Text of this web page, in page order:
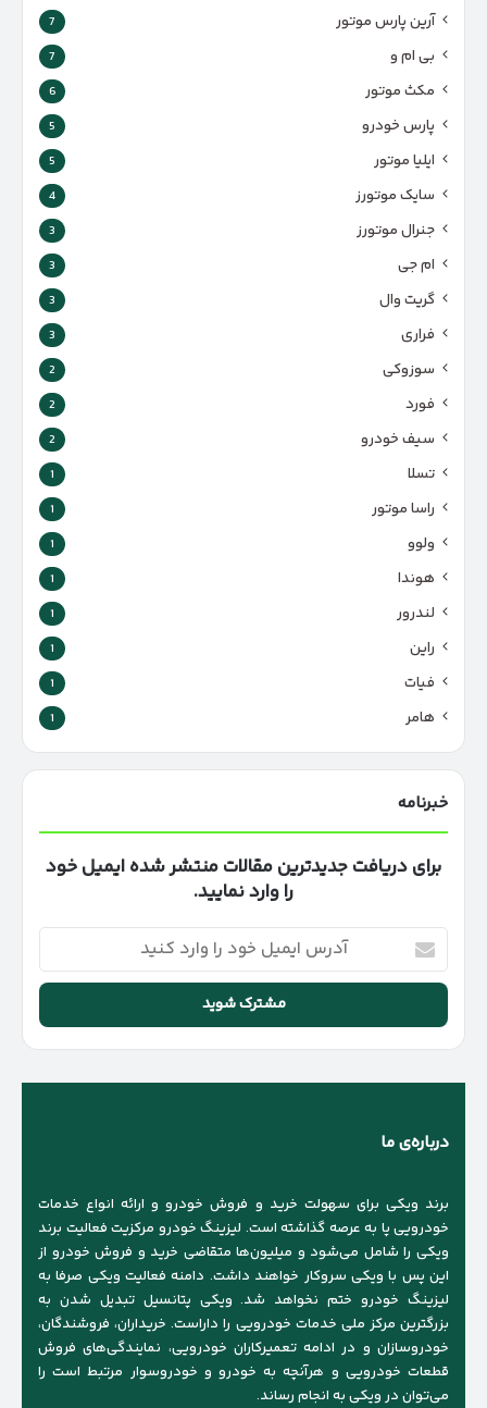
آرین پارس موتور 7
بی ام و 7
مکث موتور 6
پارس‌ خودرو 5
ایلیا موتور 5
سایک موتورز 4
جنرال موتورز 3
ام جی 3
گریت وال 3
فراری 3
سوزوکی 2
فورد 2
سیف خودرو 2
تسلا 1
راسا موتور 1
ولوو 1
هوندا 1
لندرور 1
راین 1
فیات 1
هامر 1
خبرنامه
برای دریافت جدیدترین مقالات منتشر شده ایمیل خود
را وارد نمایید.
آدرس
ایمیل
خود
وارد
کنید
درباره‌ی ما
برند ویکی برای سهولت خرید و فروش خودرو و ارائه انواع خدمات
خودرویی پا به عرصه گذاشته است. لیزینگ خودرو مرکزیت فعالیت برند
ویکی را شامل می‌شود و میلیون‌ها متقاضی خرید و فروش خودرو از
این پس با ویکی سروکار خواهند داشت. دامنه فعالیت ویکی صرفا به
لیزینگ خودرو ختم نخواهد شد. ویکی پتانسیل تبدیل شدن به
بزرگترین مرکز ملی خدمات خودرویی را داراست. خریداران، فروشندگان،
خودروسازان و در ادامه تعمیرکاران خودرویی، نمایندگی‌های فروش
قطعات خودرویی و هرآنچه به خودرو و خودروسوار مرتبط است را
می‌توان در ویکی به انجام رساند.